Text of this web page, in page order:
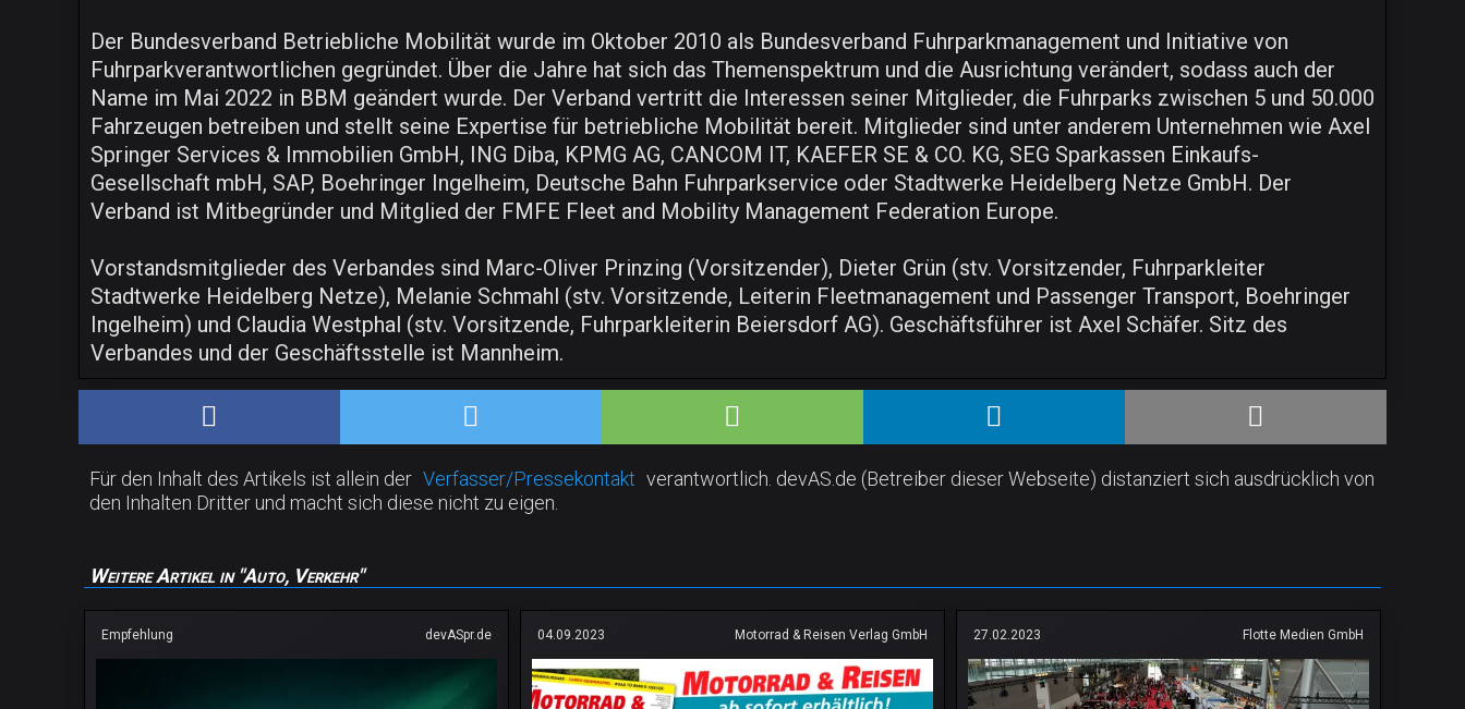
Der Bundesverband Betriebliche Mobilität wurde im Oktober 2010 als Bundesverband Fuhrparkmanagement und Initiative von
Fuhrparkverantwortlichen gegründet. Über die Jahre hat sich das Themenspektrum und die Ausrichtung verändert, sodass auch der
Name im Mai 2022 in BBM geändert wurde. Der Verband vertritt die Interessen seiner Mitglieder, die Fuhrparks zwischen 5 und 50.000
Fahrzeugen betreiben und stellt seine Expertise für betriebliche Mobilität bereit. Mitglieder sind unter anderem Unternehmen wie Axel
Springer Services & Immobilien GmbH, ING Diba, KPMG AG, CANCOM IT, KAEFER SE & CO. KG, SEG Sparkassen Einkaufs-
Gesellschaft mbH, SAP, Boehringer Ingelheim, Deutsche Bahn Fuhrparkservice oder Stadtwerke Heidelberg Netze GmbH. Der
Verband ist Mitbegründer und Mitglied der FMFE Fleet and Mobility Management Federation Europe.
Vorstandsmitglieder des Verbandes sind Marc-Oliver Prinzing (Vorsitzender), Dieter Grün (stv. Vorsitzender, Fuhrparkleiter
Stadtwerke Heidelberg Netze), Melanie Schmahl (stv. Vorsitzende, Leiterin Fleetmanagement und Passenger Transport, Boehringer
Ingelheim) und Claudia Westphal (stv. Vorsitzende, Fuhrparkleiterin Beiersdorf AG). Geschäftsführer ist Axel Schäfer. Sitz des
Verbandes und der Geschäftsstelle ist Mannheim.
Für den Inhalt des Artikels ist allein der Verfasser/Pressekontakt verantwortlich. devAS.de (Betreiber dieser Webseite) distanziert sich ausdrücklich von
den Inhalten Dritter und macht sich diese nicht zu eigen.
Weitere Artikel in "Auto, Verkehr"
Empfehlung devASpr.de 04.09.2023 Motorrad & Reisen Verlag GmbH 27.02.2023 Flotte Medien GmbH